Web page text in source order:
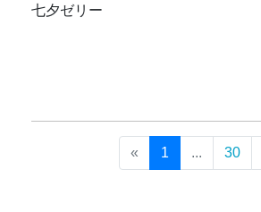
七夕ゼリー
« 1 ... 30